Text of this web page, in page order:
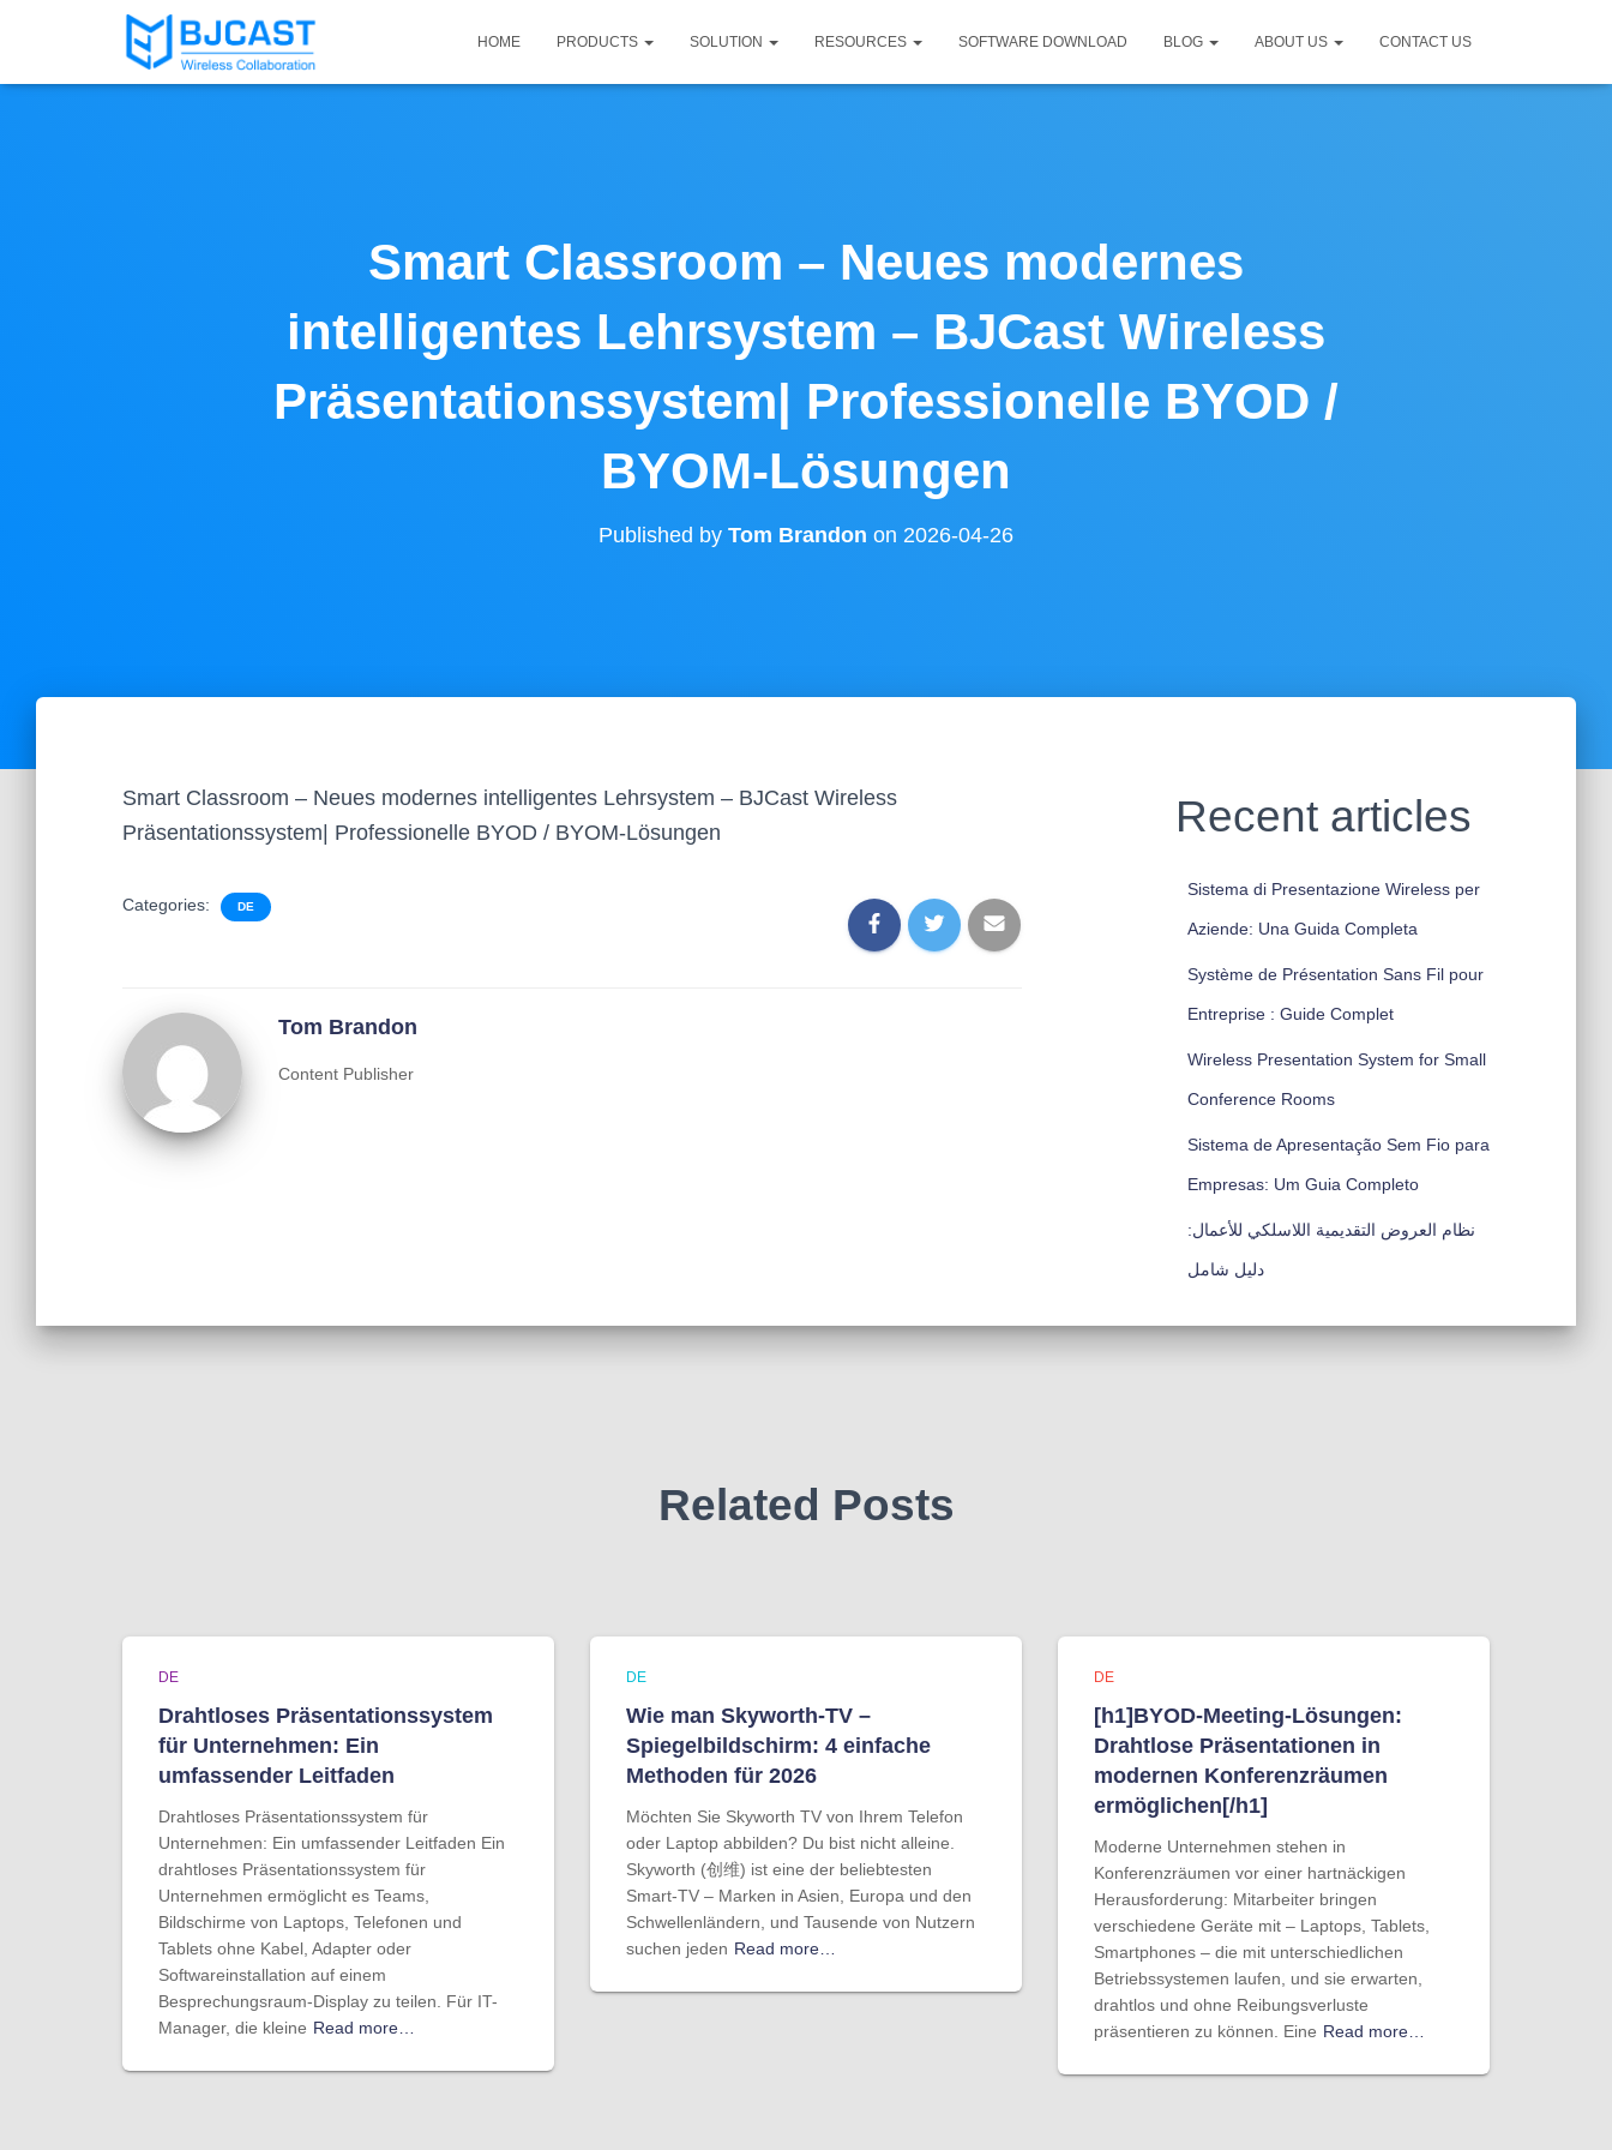
HOME PRODUCTS SOLUTION RESOURCES SOFTWARE DOWNLOAD BLOG ABOUT US CONTACT US
Smart Classroom – Neues modernes
intelligentes Lehrsystem – BJCast Wireless
Präsentationssystem| Professionelle BYOD /
BYOM-Lösungen
Published by Tom Brandon on 2026-04-26
Smart Classroom – Neues modernes intelligentes Lehrsystem – BJCast Wireless
Präsentationssystem| Professionelle BYOD / BYOM-Lösungen
Categories: DE
Tom Brandon
Content Publisher
Recent articles
Sistema di Presentazione Wireless per
Aziende: Una Guida Completa
Système de Présentation Sans Fil pour
Entreprise : Guide Complet
Wireless Presentation System for Small
Conference Rooms
Sistema de Apresentação Sem Fio para
Empresas: Um Guia Completo
نظام العروض التقديمية اللاسلكي للأعمال:
دليل شامل
Related Posts
DE
Drahtloses Präsentationssystem
für Unternehmen: Ein
umfassender Leitfaden
Drahtloses Präsentationssystem für
Unternehmen: Ein umfassender Leitfaden Ein
drahtloses Präsentationssystem für
Unternehmen ermöglicht es Teams,
Bildschirme von Laptops, Telefonen und
Tablets ohne Kabel, Adapter oder
Softwareinstallation auf einem
Besprechungsraum-Display zu teilen. Für IT-
Manager, die kleine Read more…
DE
Wie man Skyworth-TV –
Spiegelbildschirm: 4 einfache
Methoden für 2026
Möchten Sie Skyworth TV von Ihrem Telefon
oder Laptop abbilden? Du bist nicht alleine.
Skyworth (创维) ist eine der beliebtesten
Smart-TV – Marken in Asien, Europa und den
Schwellenländern, und Tausende von Nutzern
suchen jeden Read more…
DE
[h1]BYOD-Meeting-Lösungen:
Drahtlose Präsentationen in
modernen Konferenzräumen
ermöglichen[/h1]
Moderne Unternehmen stehen in
Konferenzräumen vor einer hartnäckigen
Herausforderung: Mitarbeiter bringen
verschiedene Geräte mit – Laptops, Tablets,
Smartphones – die mit unterschiedlichen
Betriebssystemen laufen, und sie erwarten,
drahtlos und ohne Reibungsverluste
präsentieren zu können. Eine Read more…